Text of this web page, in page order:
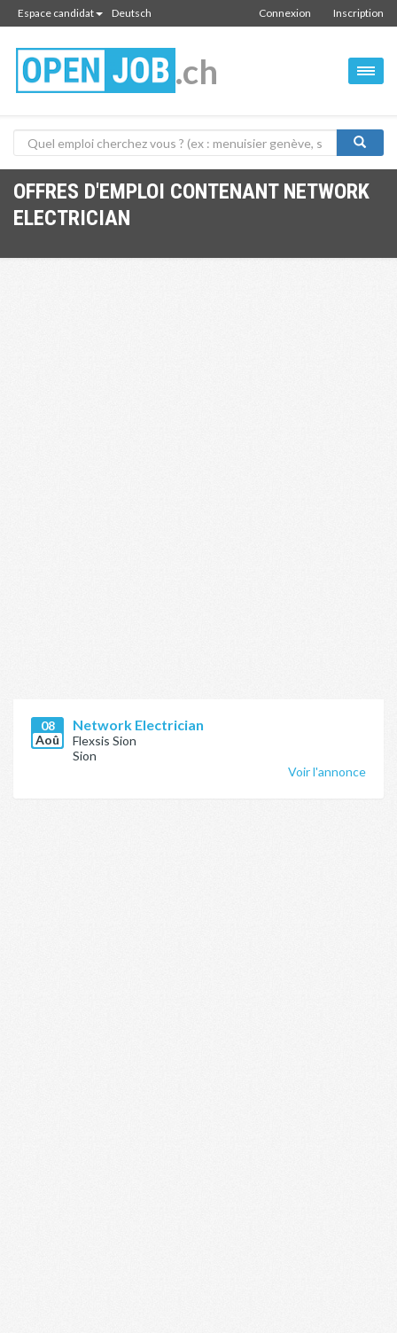
Espace candidat Deutsch Inscription
Connexion
.ch
OFFRES D'EMPLOI CONTENANT NETWORK
ELECTRICIAN
08
Aoû
Network Electrician
Flexsis Sion
Sion
Voir l'annonce